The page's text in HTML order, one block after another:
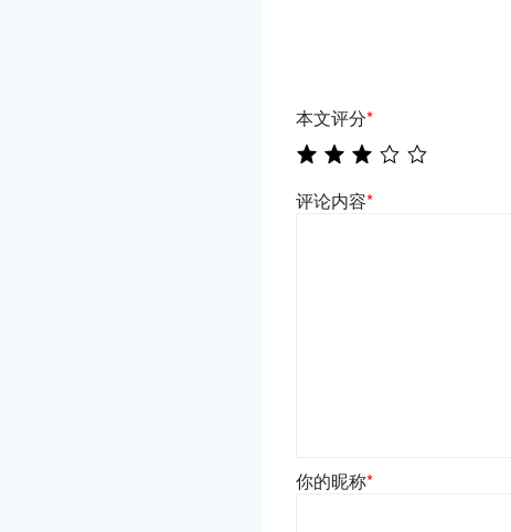
本文评分*
评论内容*
你的昵称*